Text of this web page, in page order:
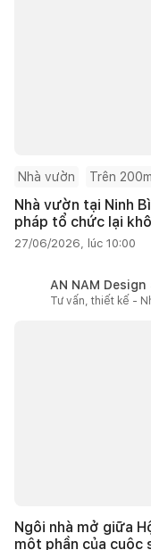
Nhà vườn Trên
Nhà vườn tại Ninh
pháp tổ chức lại
27/06/2026, lúc 10:00
AN NAM
Tư vấn, thiết kế -
Ngôi nhà mở giữa
một phần của cuộc